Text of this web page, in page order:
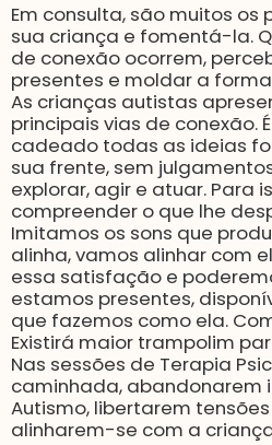
Em consulta, são muitos
sua criança e fomentá-la.
de conexão ocorrem,
presentes e moldar a
As crianças autistas
principais vias de
cadeado todas as ideias
sua frente, sem
explorar, agir e atuar. Para
compreender o que lhe
Imitamos os sons que
alinha, vamos alinhar com
essa satisfação e
estamos presentes,
que fazemos como ela.
Existirá maior trampolim
Nas sessões de Terapia
caminhada,
Autismo, libertarem
alinharem-se com a